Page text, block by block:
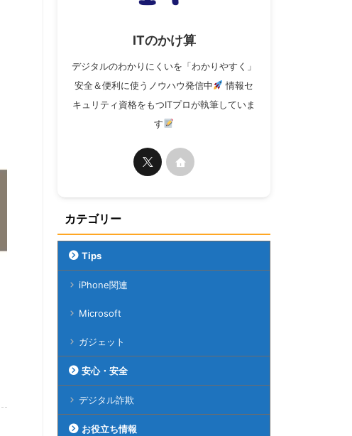
ITのかけ算
デジタルのわかりにくいを「わかりやすく」
安全＆便利に使うノウハウ発信中
情報セ
キュリティ資格をもつITプロが執筆していま
す
カテゴリー
Tips
iPhone関連
Microsoft
ガジェット
安心・安全
デジタル詐欺
お役立ち情報